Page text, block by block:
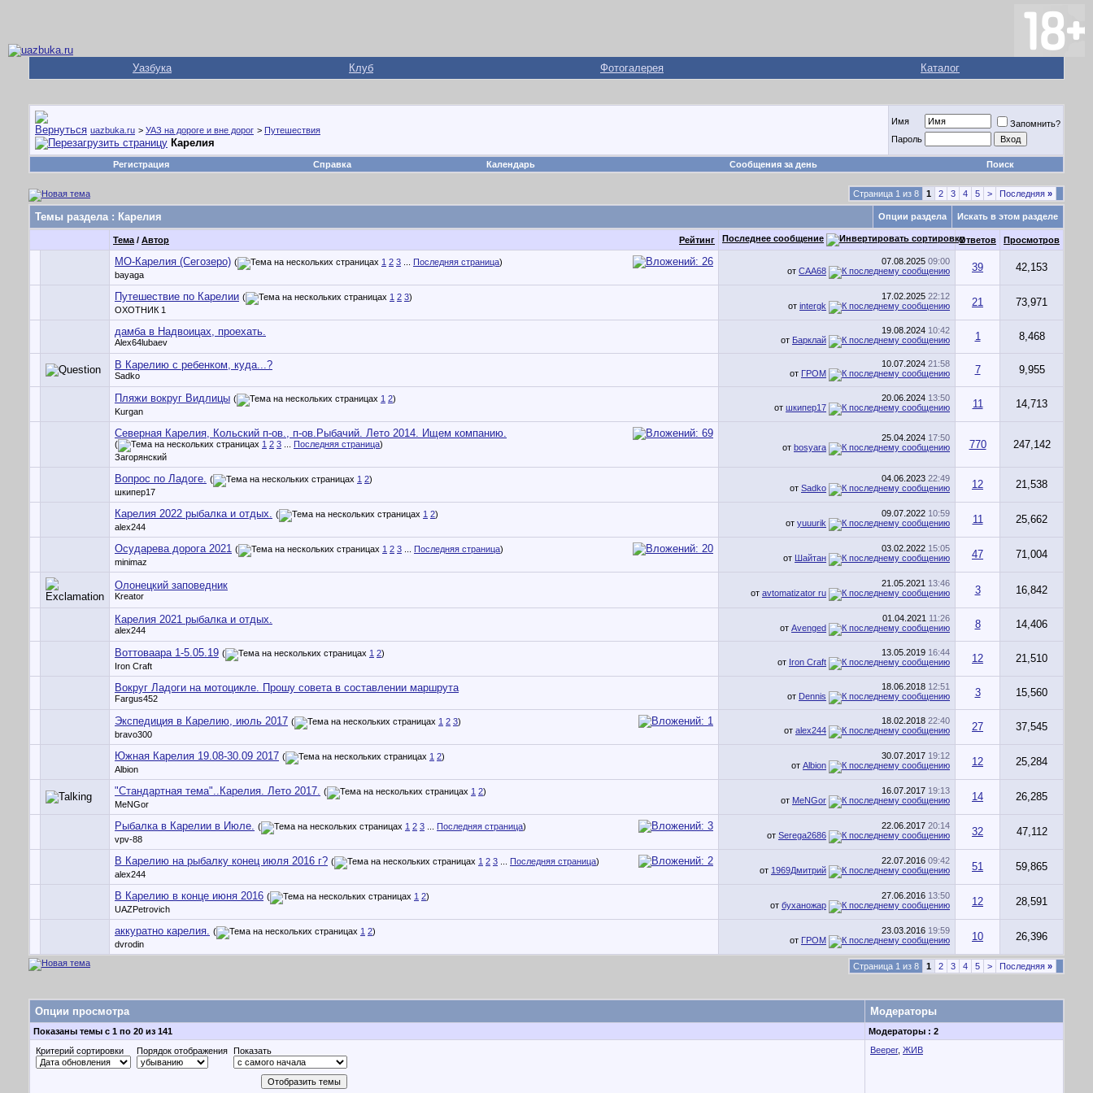
Уазбука Клуб Фотогалерея Каталог
uazbuka.ru > УАЗ на дороге и вне дорог > Путешествия
Карелия
Имя
Запомнить?
Пароль
Регистрация Справка Календарь Сообщения за день Поиск
Страница 1 из 8 1 2 3 4 5 > Последняя »
Темы раздела: Карелия Опции раздела Искать в этом разделе
Рейтинг
Тема / Автор Последнее сообщение Ответов Просмотров
МО-Карелия (Сегозеро) ( 1 2 3 Последняя страница)
bayaga
07.08.2025 09:00
от CAA68 39 42,153
Путешествие по Карелии ( 1 2 3)
ОХОТНИК 1
17.02.2025 22:12
от intergk 21 73,971
дамба в Надвоицах, проехать.
Alex64lubaev
19.08.2024 10:42
от Барклай 1 8,468
В Карелию с ребенком, куда...?
Sadko
10.07.2024 21:58
от ГРОМ 7 9,955
Пляжи вокруг Видлицы ( 1 2)
Kurgan
20.06.2024 13:50
от шкипер17 11 14,713
Северная Карелия, Кольский п-ов., п-ов.Рыбачий. Лето 2014. Ищем компанию.
( 1 2 3 Последняя страница)
Загорянский
25.04.2024 17:50
от bosyara 770 247,142
Вопрос по Ладоге. ( 1 2)
шкипер17
04.06.2023 22:49
от Sadko 12 21,538
Карелия 2022 рыбалка и отдых. ( 1 2)
alex244
09.07.2022 10:59
от yuuurik 11 25,662
Осударева дорога 2021 ( 1 2 3 Последняя страница)
minimaz
03.02.2022 15:05
от Шайтан 47 71,004
Олонецкий заповедник
Kreator
21.05.2021 13:46
от avtomatizator ru 3 16,842
Карелия 2021 рыбалка и отдых.
alex244
01.04.2021 11:26
от Avenged 8 14,406
Воттоваара 1-5.05.19 ( 1 2)
Iron Craft
13.05.2019 16:44
от Iron Craft 12 21,510
Вокруг Ладоги на мотоцикле. Прошу совета в составлении маршрута
Fargus452
18.06.2018 12:51
от Dennis 3 15,560
Экспедиция в Карелию, июль 2017 ( 1 2 3)
bravo300
18.02.2018 22:40
от alex244 27 37,545
Южная Карелия 19.08-30.09 2017 ( 1 2)
Albion
30.07.2017 19:12
от Albion 12 25,284
"Стандартная тема"..Карелия. Лето 2017. ( 1 2)
MeNGor
16.07.2017 19:13
от MeNGor 14 26,285
Рыбалка в Карелии в Июле. ( 1 2 3 Последняя страница)
vpv-88
22.06.2017 20:14
от Serega2686 32 47,112
В Карелию на рыбалку конец июля 2016 г? ( 1 2 3 Последняя страница)
alex244
22.07.2016 09:42
от 1969Дмитрий 51 59,865
В Карелию в конце июня 2016 ( 1 2)
UAZPetrovich
27.06.2016 13:50
от буханожар 12 28,591
аккуратно карелия. ( 1 2)
dvrodin
23.03.2016 19:59
от ГРОМ 10 26,396
Страница 1 из 8 1 2 3 4 5 > Последняя »
Опции просмотра Модераторы
Показаны темы с 1 по 20 из 141
Модераторы : 2
Критерий сортировки
Порядок отображения Показать Beeper, ЖИВ